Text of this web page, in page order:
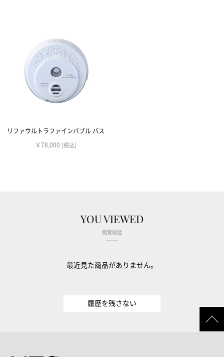
リファウルトラファインバブル バス
￥78,000 [税込]
YOU VIEWED
閲覧履歴
最近見た商品がありません。
履歴を残さない